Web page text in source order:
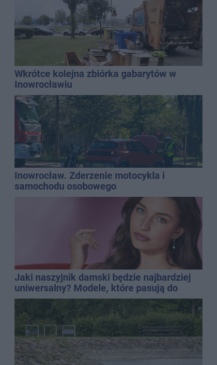
Wkrótce kolejna zbiórka gabarytów w
Inowrocławiu
Inowrocław. Zderzenie motocykla i
samochodu osobowego
Jaki naszyjnik damski będzie najbardziej
uniwersalny? Modele, które pasują do
wielu stylizacji